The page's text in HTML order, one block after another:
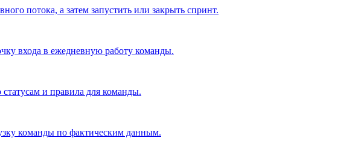
потока, а затем запустить или закрыть спринт.
входа в ежедневную работу команды.
и правила для команды.
команды по фактическим данным.